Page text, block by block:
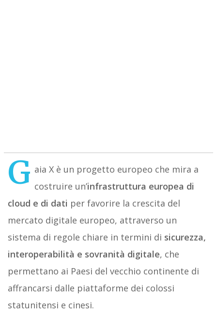
G aia X è un progetto europeo che mira a
costruire un’infrastruttura europea di
cloud e di dati per favorire la crescita del
mercato digitale europeo, attraverso un
sistema di regole chiare in termini di sicurezza,
interoperabilità e sovranità digitale, che
permettano ai Paesi del vecchio continente di
affrancarsi dalle piattaforme dei colossi
statunitensi e cinesi.